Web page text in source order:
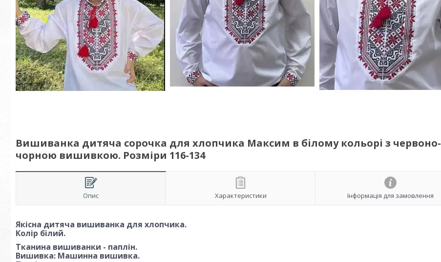
Вишиванка дитяча сорочка для хлопчика Максим в білому кольорі з червоно-
чорною вишивкою. Розміри 116-134
Опис Характеристики Інформація для замовлення
Якісна дитяча вишиванка для хлопчика.
Колір білий.
Тканина вишиванки - паплін.
Вишивка: Машинна вишивка.